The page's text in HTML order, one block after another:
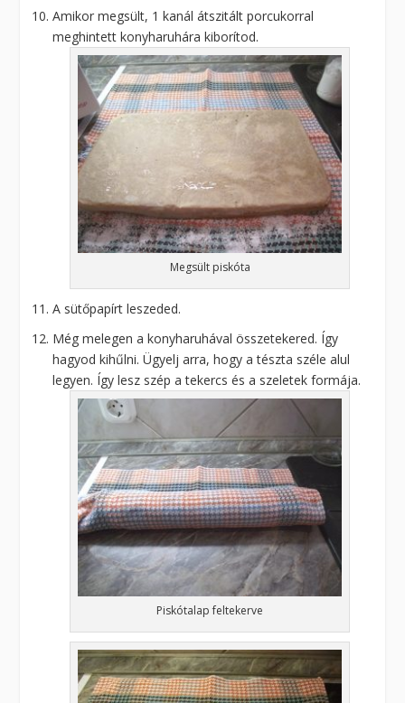
Amikor megsült, 1 kanál átszitált porcukorral
meghintett konyharuhára kiborítod.
Megsült piskóta
A sütőpapírt leszeded.
Még melegen a konyharuhával összetekered. Így
hagyod kihűlni. Ügyelj arra, hogy a tészta széle alul
legyen. Így lesz szép a tekercs és a szeletek formája.
Piskótalap feltekerve